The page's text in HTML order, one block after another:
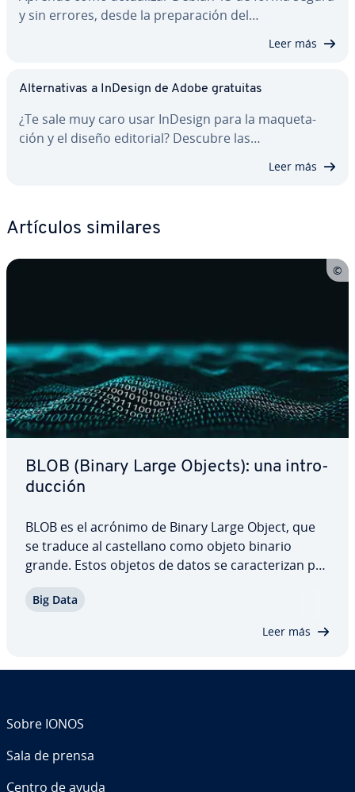
y sin errores, desde la pre­pa­ra­ción del…
Leer más
Al­te­r­na­ti­vas a InDesign de Adobe gratuitas
¿Te sale muy caro usar InDesign para la ma­que­ta­
ción y el diseño editorial? Descubre las…
Leer más
Artículos similares
BLOB (Binary Large Objects): una in­tro­
du­c­ción
BLOB es el acrónimo de Binary Large Object, que
se traduce al ca­s­te­llano como objeto binario
grande. Estos objetos de datos se ca­ra­c­te­ri­zan por
son los archivos mu­l­ti­me­dia que no­r­ma­l­me­n­te se
Big Data
Leer más
Sobre IONOS
Sala de prensa
Centro de ayuda